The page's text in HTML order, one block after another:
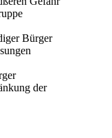
Bürger
der